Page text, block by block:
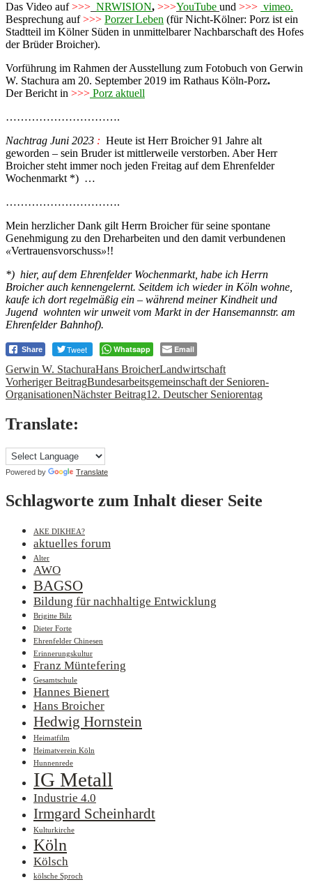
Das Video auf >>> NRWISION, >>>YouTube und >>> vimeo.
Besprechung auf>>> Porzer Leben (für Nicht-Kölner: Porz ist ein
Stadtteil im Kölner Süden in unmittelbarer Nachbarschaft des Hofes
der Brüder Broicher).
Vorführung im Rahmen der Ausstellung zum Fotobuch von Gerwin
W. Stachura am 20. September 2019 im Rathaus Köln-Porz.
Der Bericht in >>> Porz aktuell
………………………….
Nachtrag Juni 2023 : Heute ist Herr Broicher 91 Jahre alt
geworden – sein Bruder ist mittlerweile verstorben. Aber Herr
Broicher steht immer noch jeden Freitag auf dem Ehrenfelder
Wochenmarkt *) …
………………………….
Mein herzlicher Dank gilt Herrn Broicher für seine spontane
Genehmigung zu den Dreharbeiten und den damit verbundenen
«Vertrauensvorschuss»!!
*) hier, auf dem Ehrenfelder Wochenmarkt, habe ich Herrn
Broicher auch kennengelernt. Seitdem ich wieder in Köln wohne,
kaufe ich dort regelmäßig ein – während meiner Kindheit und
Jugend wohnten wir unweit vom Markt in der Hansemannstr. am
Ehrenfelder Bahnhof).
Share Tweet Whatsapp Email
Gerwin W. StachuraHans BroicherLandwirtschaft
Beitrags-
Navigation
Vorheriger BeitragBundesarbeitsgemeinschaft der Senioren-
OrganisationenNächster Beitrag12. Deutscher Seniorentag
Translate:
Powered by Translate
Schlagworte zum Inhalt dieser Seite
AKE DIKHEA?
aktuelles forum
Alter
AWO
BAGSO
Bildung für nachhaltige Entwicklung
Brigitte Bilz
Dieter Forte
Ehrenfelder Chinesen
Erinnerungskultur
Franz Müntefering
Gesamtschule
Hannes Bienert
Hans Broicher
Hedwig Hornstein
Heimatfilm
Heimatverein Köln
Hunnenrede
IG Metall
Industrie 4.0
Irmgard Scheinhardt
Kulturkirche
Köln
Kölsch
kölsche Sproch